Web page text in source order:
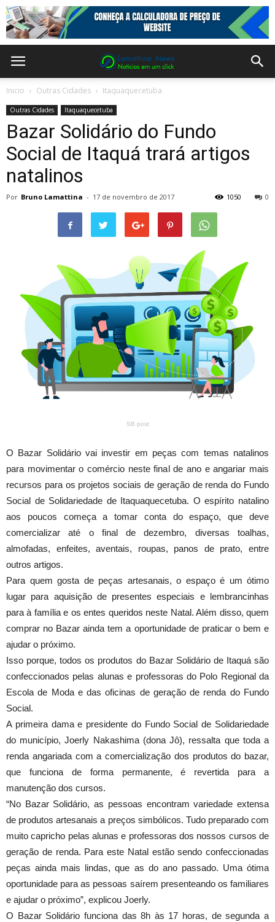
Inicio Outras Cidades Itaquaquecetuba
Outras Cidades Itaquaquecetuba
Bazar Solidário do Fundo
Social de Itaquá trará artigos
natalinos
Por Bruno Lamattina - 17 de novembro de 2017 0
1050
SB post
O Bazar Solidário vai investir em peças com temas natalinos
para movimentar o comércio neste final de ano e angariar mais
recursos para os projetos sociais de geração de renda do Fundo
Social de Solidariedade de Itaquaquecetuba. O espírito natalino
aos poucos começa a tomar conta do espaço, que deve
comercializar até o final de dezembro, diversas toalhas,
almofadas, enfeites, aventais, roupas, panos de prato, entre
outros artigos.
Para quem gosta de peças artesanais, o espaço é um ótimo
lugar para aquisição de presentes especiais e lembrancinhas
para à família e os entes queridos neste Natal. Além disso, quem
comprar no Bazar ainda tem a oportunidade de praticar o bem e
ajudar o próximo.
Isso porque, todos os produtos do Bazar Solidário de Itaquá são
confeccionados pelas alunas e professoras do Polo Regional da
Escola de Moda e das oficinas de geração de renda do Fundo
Social.
A primeira dama e presidente do Fundo Social de Solidariedade
do município, Joerly Nakashima (dona Jô), ressalta que toda a
renda angariada com a comercialização dos produtos do bazar,
que funciona de forma permanente, é revertida para a
manutenção dos cursos.
“No Bazar Solidário, as pessoas encontram variedade extensa
de produtos artesanais a preços simbólicos. Tudo preparado com
muito capricho pelas alunas e professoras dos nossos cursos de
geração de renda. Para este Natal estão sendo confeccionadas
peças ainda mais lindas, que as do ano passado. Uma ótima
oportunidade para as pessoas saírem presenteando os familiares
e ajudar o próximo”, explicou Joerly.
O Bazar Solidário funciona das 8h às 17 horas, de segunda a